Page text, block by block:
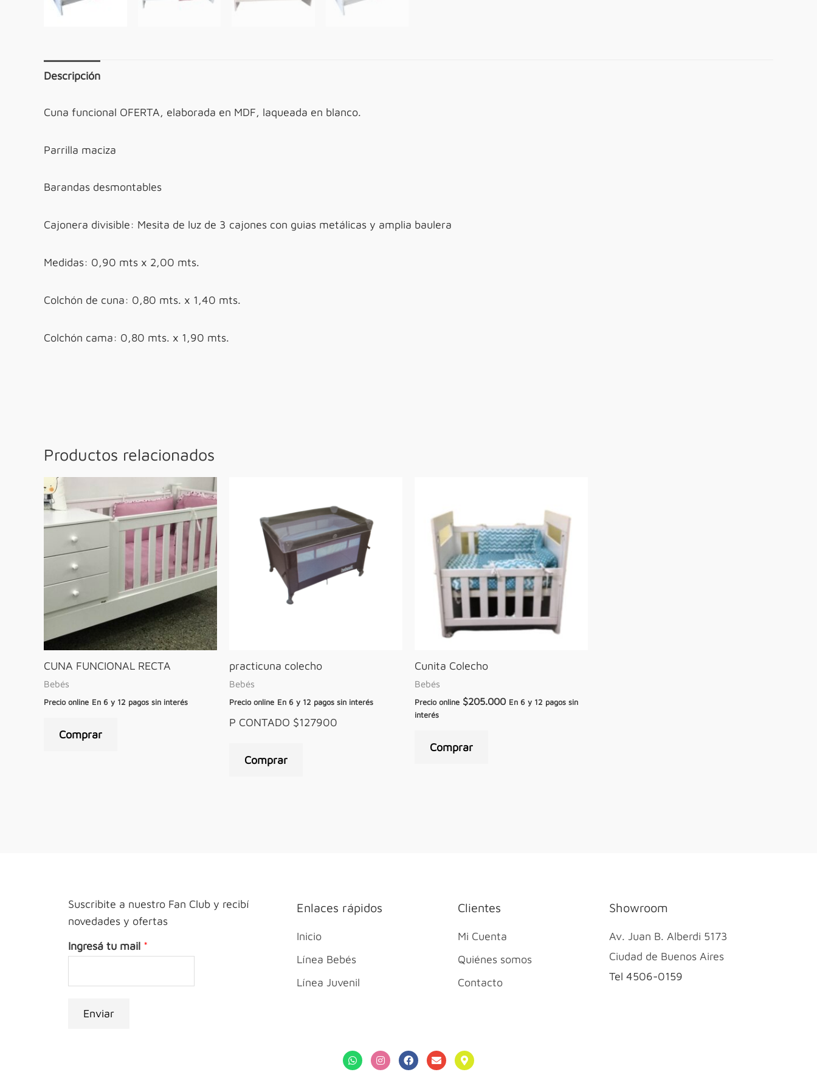
Descripción
Cuna funcional OFERTA, elaborada en MDF, laqueada en blanco.
Parrilla maciza
Barandas desmontables
Cajonera divisible: Mesita de luz de 3 cajones con guias metálicas y amplia baulera
Medidas: 0,90 mts x 2,00 mts.
Colchón de cuna: 0,80 mts. x 1,40 mts.
Colchón cama: 0,80 mts. x 1,90 mts.
Productos relacionados
CUNA FUNCIONAL RECTA
Bebés
Precio online En 6 y 12 pagos sin interés
Comprar
practicuna colecho
Bebés
Precio online En 6 y 12 pagos sin interés
P CONTADO $127900
Comprar
Cunita Colecho
Bebés
Precio online $205.000 En 6 y 12 pagos sin
interés
Comprar
Suscribite a nuestro Fan Club y recibí
novedades y ofertas
Ingresá tu mail *
Enviar
Enlaces rápidos
Inicio
Línea Bebés
Línea Juvenil
Clientes
Mi Cuenta
Quiénes somos
Contacto
Showroom
Av. Juan B. Alberdi 5173
Ciudad de Buenos Aires
Tel 4506-0159